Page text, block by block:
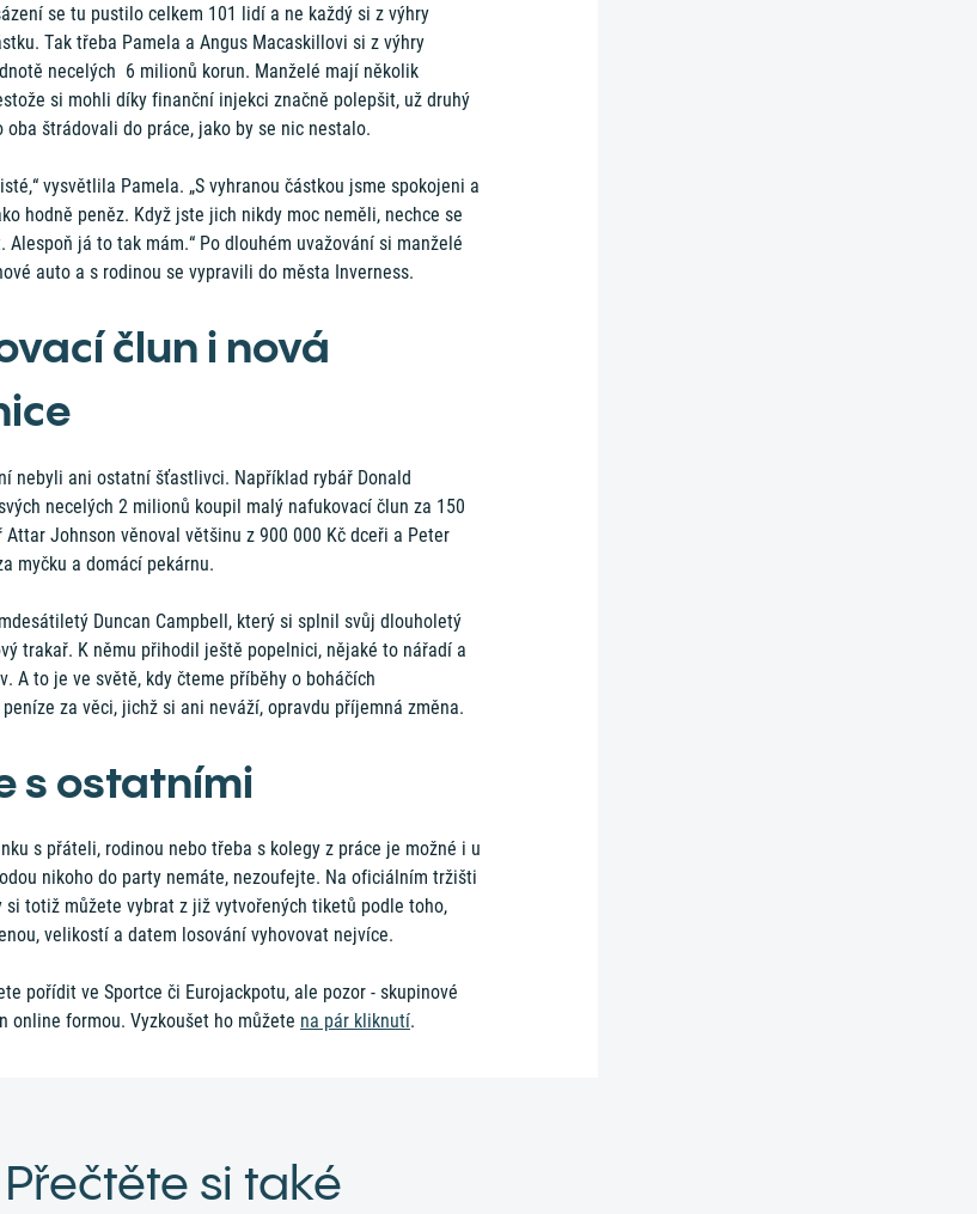
se tu pustilo celkem 101 lidí a ne každý si z výhry
Tak třeba Pamela a Angus Macaskillovi si z výhry
necelých 6 milionů korun. Manželé mají několik
si mohli díky finanční injekci značně polepšit, už druhý
oba štrádovali do práce, jako by se nic nestalo.
vysvětlila Pamela. „S vyhranou částkou jsme spokojeni a
hodně peněz. Když jste jich nikdy moc neměli, nechce se
Alespoň já to tak mám.“ Po dlouhém uvažování si manželé
auto a s rodinou se vypravili do města Inverness.
člun i nová
nebyli ani ostatní šťastlivci. Například rybář Donald
necelých 2 milionů koupil malý nafukovací člun za 150
Attar Johnson věnoval většinu z 900 000 Kč dceři a Peter
myčku a domácí pekárnu.
Duncan Campbell, který si splnil svůj dlouholetý
trakař. K němu přihodil ještě popelnici, nějaké to nářadí a
A to je ve světě, kdy čteme příběhy o boháčích
za věci, jichž si ani neváží, opravdu příjemná změna.
s ostatními
s přáteli, rodinou nebo třeba s kolegy z práce je možné i u
nikoho do party nemáte, nezoufejte. Na oficiálním tržišti
si totiž můžete vybrat z již vytvořených tiketů podle toho,
velikostí a datem losování vyhovovat nejvíce.
pořídit ve Sportce či Eurojackpotu, ale pozor - skupinové
online formou. Vyzkoušet ho můžete na pár kliknutí.
Přečtěte si také